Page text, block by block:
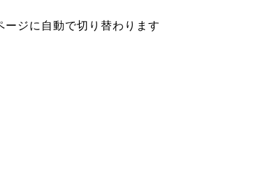
ジに自動で切り替わります